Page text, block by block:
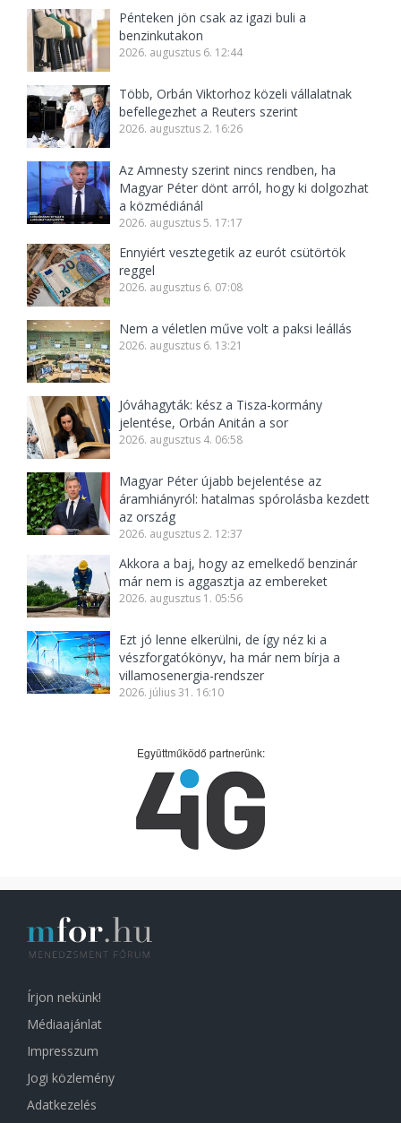
Pénteken jön csak az igazi buli a
benzinkutakon
2026. augusztus 6. 12:44
Több, Orbán Viktorhoz közeli vállalatnak
befellegezhet a Reuters szerint
2026. augusztus 2. 16:26
Az Amnesty szerint nincs rendben, ha
Magyar Péter dönt arról, hogy ki dolgozhat
a közmédiánál
2026. augusztus 5. 17:17
Ennyiért vesztegetik az eurót csütörtök
reggel
2026. augusztus 6. 07:08
Nem a véletlen műve volt a paksi leállás
2026. augusztus 6. 13:21
Jóváhagyták: kész a Tisza-kormány
jelentése, Orbán Anitán a sor
2026. augusztus 4. 06:58
Magyar Péter újabb bejelentése az
áramhiányról: hatalmas spórolásba kezdett
az ország
2026. augusztus 2. 12:37
Akkora a baj, hogy az emelkedő benzinár
már nem is aggasztja az embereket
2026. augusztus 1. 05:56
Ezt jó lenne elkerülni, de így néz ki a
vészforgatókönyv, ha már nem bírja a
villamosenergia-rendszer
2026. július 31. 16:10
Együttműködő partnerünk:
Írjon nekünk!
Médiaajánlat
Impresszum
Jogi közlemény
Adatkezelés